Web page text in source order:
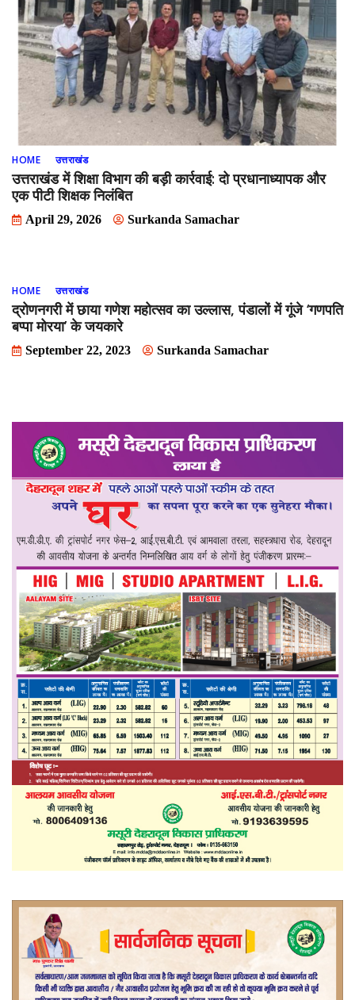
HOME उत्तराखंड
उत्तराखंड में शिक्षा विभाग की बड़ी कार्रवाई: दो प्रधानाध्यापक और
एक पीटी शिक्षक निलंबित
April 29, 2026 Surkanda Samachar
HOME उत्तराखंड
द्रोणनगरी में छाया गणेश महोत्सव का उल्लास, पंडालों में गूंजे ‘गणपति
बप्पा मोरया’ के जयकारे
September 22, 2023 Surkanda Samachar